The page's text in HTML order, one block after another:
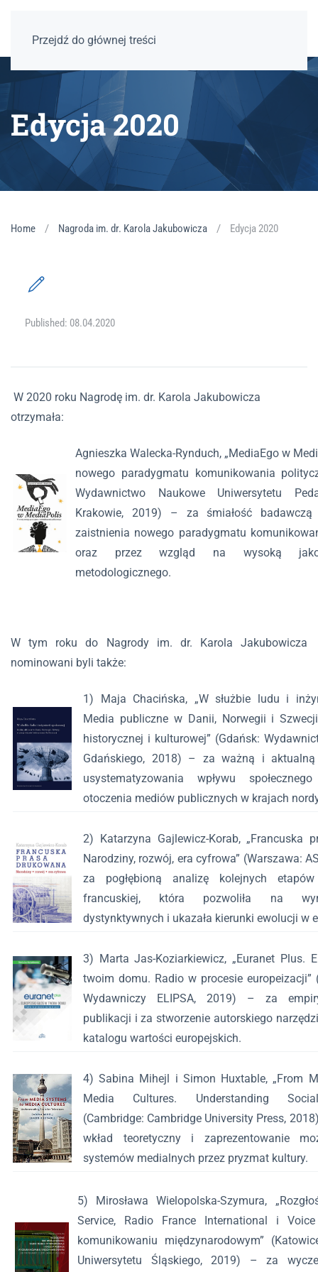
Przejdź do głównej treści
Edycja 2020
Home Nagroda im. dr. Karola Jakubowicza Edycja 2020
Published: 08.04.2020
W 2020 roku Nagrodę im. dr. Karola Jakubowicza
otrzymała:
Agnieszka Walecka-Rynduch, „MediaEgo w
nowego paradygmatu komunikowania
Wydawnictwo Naukowe Uniwersytetu
Krakowie, 2019) – za śmiałość
zaistnienia nowego paradygmatu
oraz przez wzgląd na wysoką
metodologicznego.
W tym roku do Nagrody im. dr. Karola Jakubowicza
nominowani byli także:
1) Maja Chacińska, „W służbie ludu i
Media publiczne w Danii, Norwegii i
historycznej i kulturowej” (Gdańsk:
Gdańskiego, 2018) – za ważną i
usystematyzowania wpływu
otoczenia mediów publicznych w krajach
2) Katarzyna Gajlewicz-Korab, „Francuska
Narodziny, rozwój, era cyfrowa” (Warszawa:
za pogłębioną analizę kolejnych
francuskiej, która pozwoliła na
dystynktywnych i ukazała kierunki ewolucji w
3) Marta Jas-Koziarkiewicz, „Euranet Plus.
twoim domu. Radio w procesie europeizacji”
Wydawniczy ELIPSA, 2019) – za
publikacji i za stworzenie autorskiego
katalogu wartości europejskich.
4) Sabina Mihejl i Simon Huxtable, „From
Media Cultures. Understanding
(Cambridge: Cambridge University Press,
wkład teoretyczny i zaprezentowanie
systemów medialnych przez pryzmat kultury.
5) Mirosława Wielopolska-Szymura,
Service, Radio France International i
komunikowaniu międzynarodowym”
Uniwersytetu Śląskiego, 2019) – za